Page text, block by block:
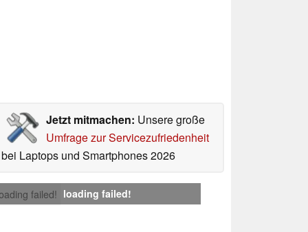
Jetzt mitmachen: Unsere große
Umfrage zur Servicezufriedenheit
bei Laptops und Smartphones 2026
failed! loading failed!